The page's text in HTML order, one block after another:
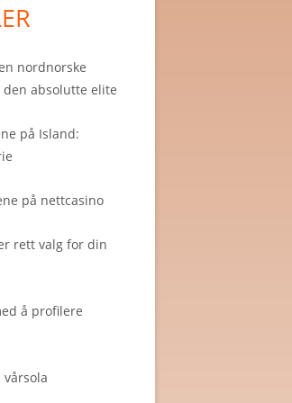
nordnorske
den absolutte elite
på Island:
på nettcasino
rett valg for din
å profilere